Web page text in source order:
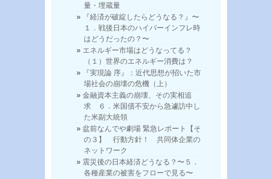
量・埋蔵量
『経済が破綻したらどうなる？』〜
１．戦後日本のハイパーインフレ時
はどうだったの？〜
エネルギー市場はどうなってる？
（１）世界のエネルギー消費は？
『実現論 序』：近代思想が招いた市
場社会の崩壊の危機（上）
金融資本主義の崩壊、その実相追
求 ６．米国債不安から急遽訪中し
た米副大統領
盆前なんでや劇場 緊急レポート【そ
の３】 行動方針！ 共同体企業の
ネットワーク
震災後の日本経済どうなる？〜５．
各種産業の被害をフローで見る〜